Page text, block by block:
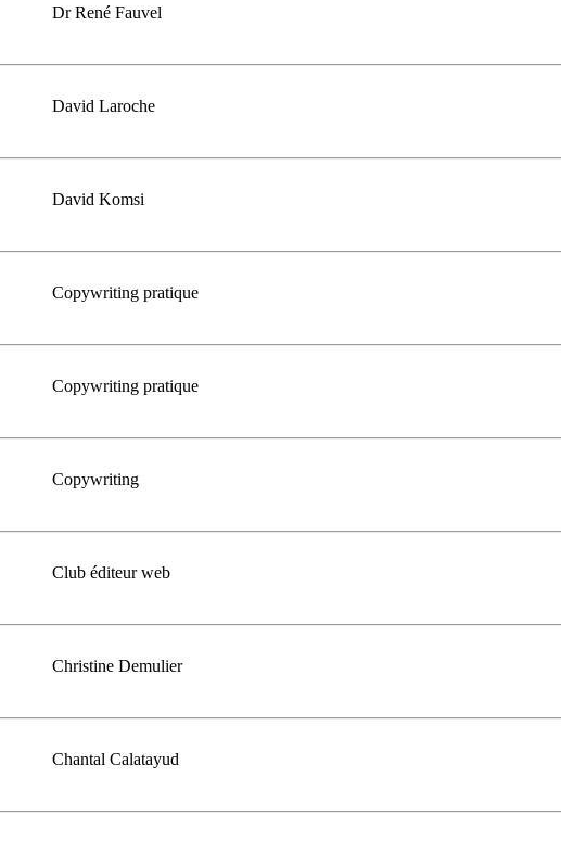
Dr René Fauvel
David Laroche
David Komsi
Copywriting pratique
Copywriting pratique
Copywriting
Club éditeur web
Christine Demulier
Chantal Calatayud